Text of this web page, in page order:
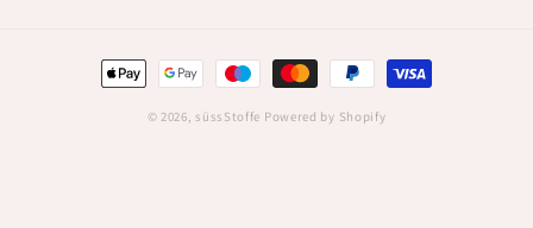
Zahlungsmethoden
© 2026,süssStoffe Powered by Shopify